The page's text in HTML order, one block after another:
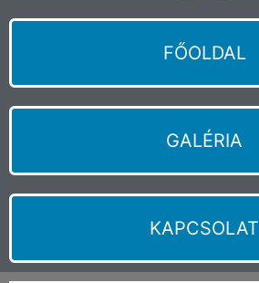
FŐOLDAL
GALÉRIA
KAPCSOLAT